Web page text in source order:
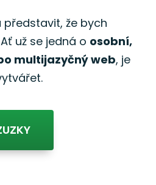
představit, že bych
už se jedná o osobní,
multijazyčný web, je